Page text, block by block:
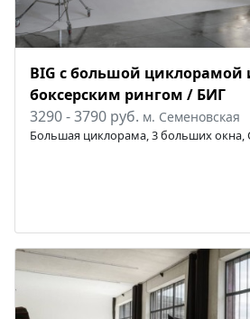
BIG с большой циклорамой
боксерским рингом / БИГ
3290 - 3790 руб. м. Семеновская
Большая циклорама, 3 больших окна,